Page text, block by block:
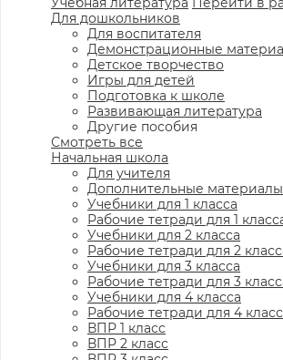
Для дошкольников
Для воспитателя
Демонстрационные
Детское творчество
Игры для детей
Подготовка к школе
Развивающая литература
Другие пособия
Смотреть все
Начальная школа
Для учителя
Дополнительные материалы
Учебники для 1 класса
Рабочие тетради для 1
Учебники для 2 класса
Рабочие тетради для 2
Учебники для 3 класса
Рабочие тетради для 3
Учебники для 4 класса
Рабочие тетради для 4
ВПР 1 класс
ВПР 2 класс